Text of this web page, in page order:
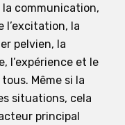
la communication,
l’excitation, la
pelvien, la
l’expérience et le
Même si la
situations, cela
principal